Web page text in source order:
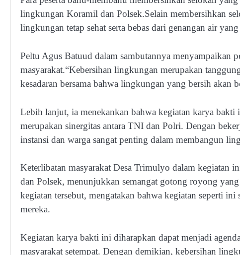
lingkungan Koramil dan Polsek.Selain membersihkan
lingkungan tetap sehat serta bebas dari genangan air
Peltu Agus Batuud dalam sambutannya menyampaikan
masyarakat.“Kebersihan lingkungan merupakan
kesadaran bersama bahwa lingkungan yang bersih akan
Lebih lanjut, ia menekankan bahwa kegiatan karya
merupakan sinergitas antara TNI dan Polri. Dengan
instansi dan warga sangat penting dalam membangun
Keterlibatan masyarakat Desa Trimulyo dalam kegiatan
dan Polsek, menunjukkan semangat gotong royong
kegiatan tersebut, mengatakan bahwa kegiatan seperti
mereka.
Kegiatan karya bakti ini diharapkan dapat menjadi
masyarakat setempat. Dengan demikian, kebersihan